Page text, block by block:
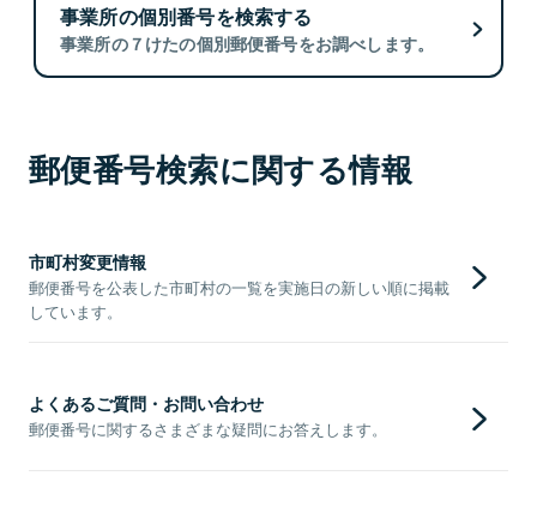
事業所の個別番号を検索する
事業所の７けたの個別郵便番号をお調べします。
郵便番号検索に関する情報
市町村変更情報
郵便番号を公表した市町村の一覧を実施日の新しい順に掲載
しています。
よくあるご質問・お問い合わせ
郵便番号に関するさまざまな疑問にお答えします。